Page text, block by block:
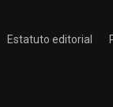
Estatuto editorial